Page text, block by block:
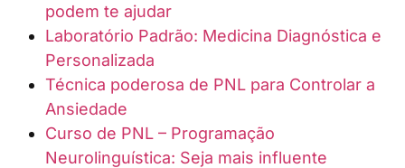
podem te ajudar
Laboratório Padrão: Medicina Diagnóstica e
Personalizada
Técnica poderosa de PNL para Controlar a
Ansiedade
Curso de PNL – Programação
Neurolinguística: Seja mais influente